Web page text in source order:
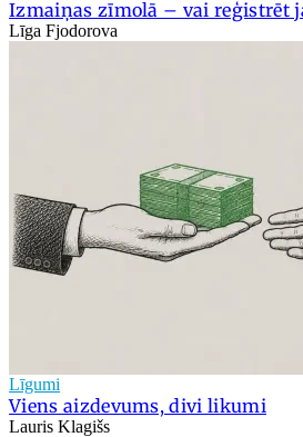
Izmaiņas zīmolā – vai reģistrēt
Līga Fjodorova
Līgumi
Viens aizdevums, divi likumi
Lauris Klagišs